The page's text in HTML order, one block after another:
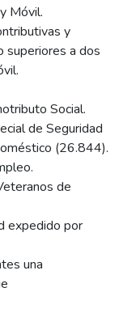
Móvil.
y
superiores a dos
Social.
de Seguridad
(26.844).
de
expedido por
una